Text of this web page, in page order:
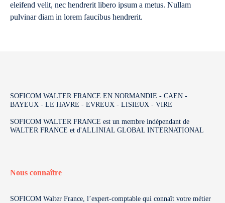
eleifend velit, nec hendrerit libero ipsum a metus. Nullam
pulvinar diam in lorem faucibus hendrerit.
SOFICOM WALTER FRANCE EN NORMANDIE - CAEN -
BAYEUX - LE HAVRE - EVREUX - LISIEUX - VIRE
SOFICOM WALTER FRANCE est un membre indépendant de
WALTER FRANCE et d'ALLINIAL GLOBAL INTERNATIONAL
Nous connaître
SOFICOM Walter France, l’expert-comptable qui connaît votre métier